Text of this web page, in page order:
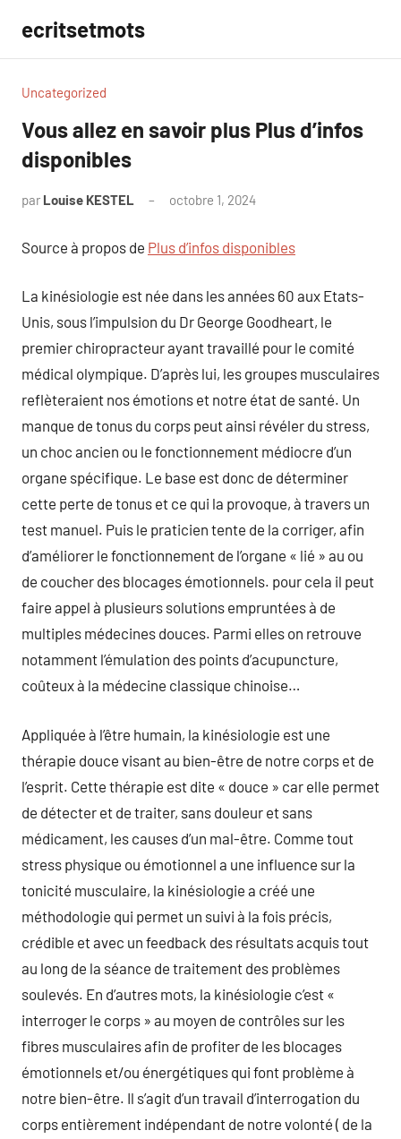
contenu
ecritsetmots
Uncategorized
Vous allez en savoir plus Plus d’infos
disponibles
par Louise KESTEL octobre 1, 2024
Source à propos de Plus d’infos disponibles
La kinésiologie est née dans les années 60 aux Etats-
Unis, sous l’impulsion du Dr George Goodheart, le
premier chiropracteur ayant travaillé pour le comité
médical olympique. D’après lui, les groupes musculaires
reflèteraient nos émotions et notre état de santé. Un
manque de tonus du corps peut ainsi révéler du stress,
un choc ancien ou le fonctionnement médiocre d’un
organe spécifique. Le base est donc de déterminer
cette perte de tonus et ce qui la provoque, à travers un
test manuel. Puis le praticien tente de la corriger, afin
d’améliorer le fonctionnement de l’organe « lié » au ou
de coucher des blocages émotionnels. pour cela il peut
faire appel à plusieurs solutions empruntées à de
multiples médecines douces. Parmi elles on retrouve
notamment l’émulation des points d’acupuncture,
coûteux à la médecine classique chinoise…
Appliquée à l’être humain, la kinésiologie est une
thérapie douce visant au bien-être de notre corps et de
l’esprit. Cette thérapie est dite « douce » car elle permet
de détecter et de traiter, sans douleur et sans
médicament, les causes d’un mal-être. Comme tout
stress physique ou émotionnel a une influence sur la
tonicité musculaire, la kinésiologie a créé une
méthodologie qui permet un suivi à la fois précis,
crédible et avec un feedback des résultats acquis tout
au long de la séance de traitement des problèmes
soulevés. En d’autres mots, la kinésiologie c’est «
interroger le corps » au moyen de contrôles sur les
fibres musculaires afin de profiter de les blocages
émotionnels et/ou énergétiques qui font problème à
notre bien-être. Il s’agit d’un travail d’interrogation du
corps entièrement indépendant de notre volonté ( de la